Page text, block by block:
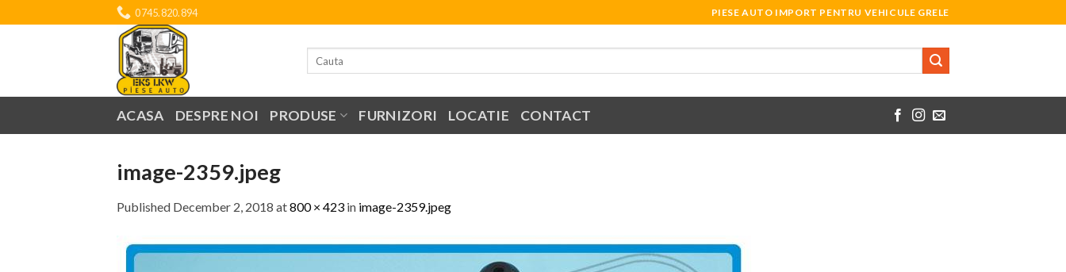
to
0745.820.894 PIESE AUTO IMPORT PENTRU VEHICULE GRELE
ACASA DESPRE NOI PRODUSE FURNIZORI LOCATIE CONTACT
image-2359.jpeg
Published December 2, 2018 at800 × 423 in image-2359.jpeg